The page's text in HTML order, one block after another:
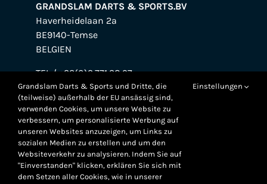
GRANDSLAM DARTS & SPORTS.BV
Haverheidelaan 2a
BE9140-Temse
BELGIEN
TEL / +32(0)3.771.38.97
VAT / BE.0739.845.526
BANK / BE38.0018.7695.7272
Grandslam Darts & Sports und Dritte, die
(teilweise) außerhalb der EU ansässig sind,
verwenden Cookies, um unsere Website zu
verbessern, um personalisierte Werbung auf
unseren Websites anzuzeigen, um Links zu
sozialen Medien zu erstellen und um den
Websiteverkehr zu analysieren. Indem Sie auf
"Einverstanden" klicken, erklären Sie sich mit
dem Setzen aller Cookies, wie in unserer
Einstellungen